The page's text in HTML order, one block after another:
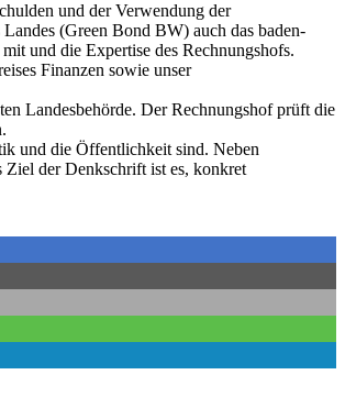
und der Verwendung der
(Green Bond BW) auch das baden-
und die Expertise des Rechnungshofs.
Finanzen sowie unser
Landesbehörde. Der Rechnungshof prüft die
und die Öffentlichkeit sind. Neben
der Denkschrift ist es, konkret